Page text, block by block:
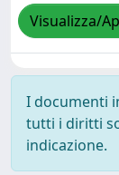
Visualizza/
I documenti
tutti i diritti
indicazione.